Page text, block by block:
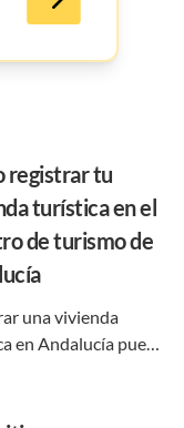
registrar tu
turística en el
de turismo de
una vivienda
en Andalucía puede
claro si se